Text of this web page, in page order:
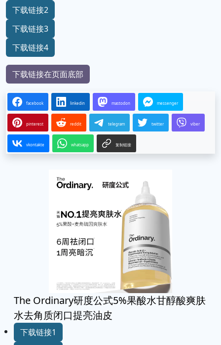
下载链接2
下载链接3
下载链接4
下载链接在页面底部
facebook linkedin mastodon messenger
pinterest reddit telegram twitter viber
vkontakte whatsapp 复制链接
The Ordinary研度公式5%果酸水甘醇酸爽肤
水去角质闭口提亮油皮
下载链接1